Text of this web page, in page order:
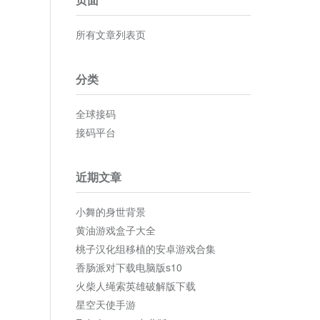
所有文章列表页
分类
全球接码
接码平台
近期文章
小舞的身世背景
黄油游戏盒子大全
桃子汉化组移植的安卓游戏合集
香肠派对下载电脑版s10
火柴人绳索英雄破解版下载
星空天使手游